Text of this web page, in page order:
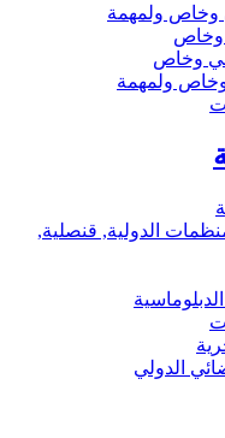
وخاص ولمهمة
وخاص
وخاص
وخاص ولمهمة
الدولية, قنصلية,
الدولي